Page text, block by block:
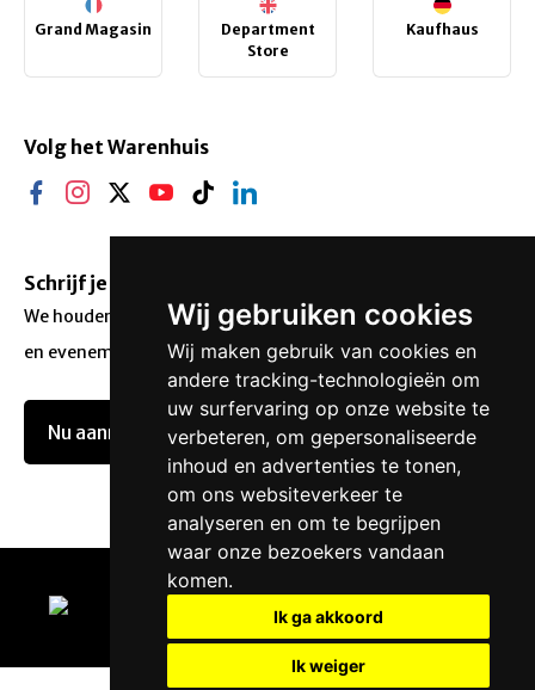
Wij gebruiken cookies
Wij maken gebruik van cookies en
andere tracking-technologieën om
uw surfervaring op onze website te
verbeteren, om gepersonaliseerde
inhoud en advertenties te tonen,
om ons websiteverkeer te
analyseren en om te begrijpen
waar onze bezoekers vandaan
komen.
Ik ga akkoord
Ik weiger
Grand Magasin
Department
Store
Kaufhaus
Volg het Warenhuis
Schrijf je in voor onze nieuwsbrief.
We houden je op de hoogte van onze acties, aanbiedingen
en evenementen.
Nu aanmelden
Privacy
Cookie voorkeuren